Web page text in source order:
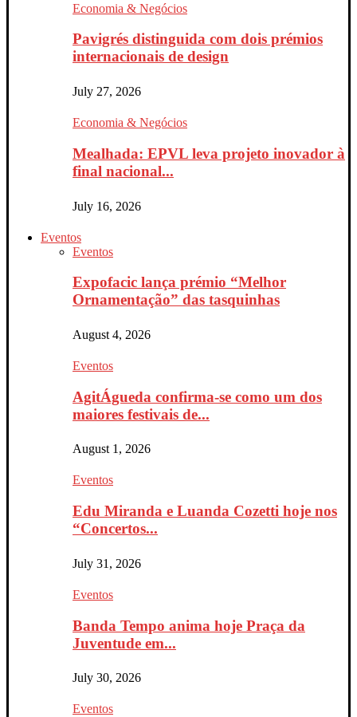
Economia & Negócios
Pavigrés distinguida com dois prémios
internacionais de design
July 27, 2026
Economia & Negócios
Mealhada: EPVL leva projeto inovador à
final nacional...
July 16, 2026
Eventos
Eventos
Expofacic lança prémio “Melhor
Ornamentação” das tasquinhas
August 4, 2026
Eventos
AgitÁgueda confirma-se como um dos
maiores festivais de...
August 1, 2026
Eventos
Edu Miranda e Luanda Cozetti hoje nos
“Concertos...
July 31, 2026
Eventos
Banda Tempo anima hoje Praça da
Juventude em...
July 30, 2026
Eventos